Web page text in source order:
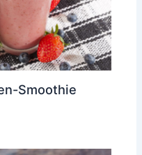
Smoothie